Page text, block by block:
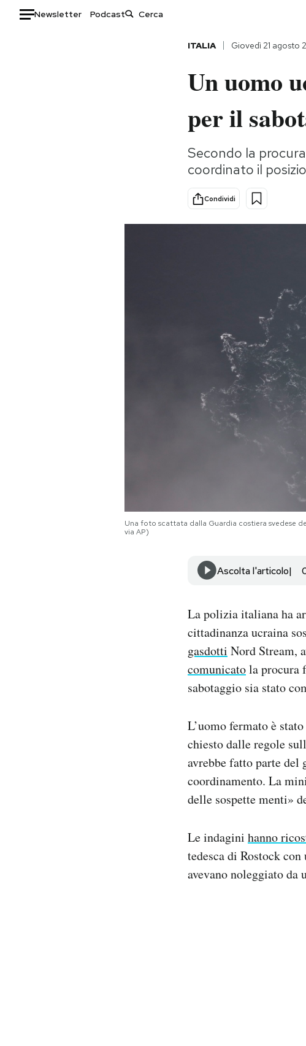
Newsletter Podcast
Storie/Idee
Ok Boomer!
Altrecose
ITALIA Giovedì 21 agosto
Un uomo
per il
Secondo la
coordinato il
Condividi
Una foto scattata dalla Guardia costiera svedese
via AP)
Ascolta l'articolo
La polizia italiana ha
cittadinanza ucraina
gasdotti Nord Stream,
comunicatola procura
sabotaggio sia stato
L’uomo fermato è
chiesto dalle regole
avrebbe fatto parte
coordinamento. La
delle sospette menti»
Le indagini hanno
tedesca di Rostock
avevano noleggiato da